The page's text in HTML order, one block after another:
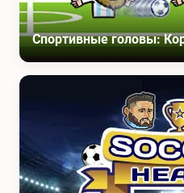
Спортивные головы: